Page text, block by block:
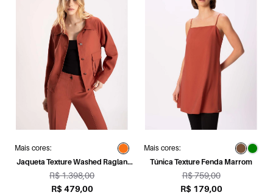
Mais cores:
Jaqueta Texture Washed Raglan
Telha
R$ 1.398,00
R$ 479,00
Mais cores:
Túnica Texture Fenda Marrom
R$ 759,00
R$ 179,00